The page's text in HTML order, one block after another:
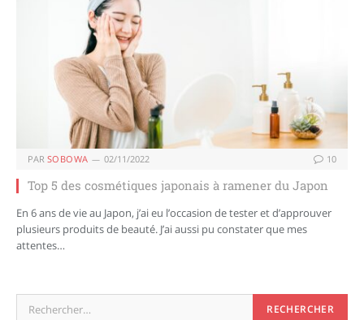
PAR SOBOWA 02/11/2022 10
Top 5 des cosmétiques japonais à ramener du Japon
En 6 ans de vie au Japon, j’ai eu l’occasion de tester et d’approuver
plusieurs produits de beauté. J’ai aussi pu constater que mes
attentes…